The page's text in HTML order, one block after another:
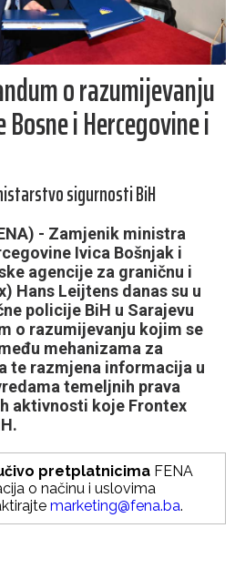
o razumijevanju
i Hercegovine i
sigurnosti BiH
- Zamjenik ministra
Ivica Bošnjak i
agencije za graničnu i
Hans Leijtens danas su u
policije BiH u Sarajevu
o razumijevanju kojim se
mehanizama za
te razmjena informacija u
temeljnih prava
aktivnosti koje Frontex
pretplatnicima FENA
o načinu i uslovima
marketing@fena.ba.